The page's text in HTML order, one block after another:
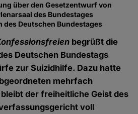
über den Gesetzentwurf von
des Bundestages
des Deutschen Bundestages
begrüßt die
Deutschen Bundestags
zur Suizidhilfe. Dazu hatte
mehrfach
der freiheitliche Geist des
voll